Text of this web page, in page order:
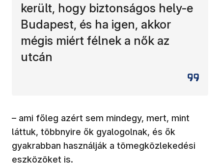
került, hogy biztonságos hely-e
Budapest, és ha igen, akkor
mégis miért félnek a nők az
utcán
– ami főleg azért sem mindegy, mert, mint
láttuk, többnyire ők gyalogolnak, és ők
gyakrabban használják a tömegközlekedési
eszközöket is.